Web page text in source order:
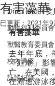
One Health 委
動物福利委員會
獸醫教育委員會
校內講座
訪談紀錄
有害藻華
已更新：2021年9
有害藻華
去年年底，
「紅潮」影
亡。在美國
在湖邊游泳